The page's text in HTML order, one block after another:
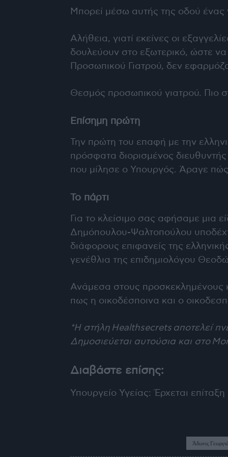
Μπορεί μέσω αυτής της οδού
Αλήθεια, γιατί εκείνες οι
δουλεύουν στο εξωτερικό, ώστε
Προσωπικού Γιατρού, δεν
Θεσμός προσωπικού γιατρού. Πιο
Επίσημη πρώτη
Την πρώτη του επαφή με την
πρόσφατα διορισμένος
που μίλησε ο Υπουργός. Άραγε
Το πάρτι
Για το κλείσιμο σας αφήσαμε μια
Δημόπουλου-Ψαλτοπούλου
διάφορους επιφανείς της
γενέθλια της επιδημιολόγου
Ανάμεσα στους προσκεκλημένους
πως η οικοδέσποινα και ο
*Η στήλη Healthsecrets αποτελεί
Δημοσιεύεται αυτούσια και στο
Διαβάστε επίσης:
Υπουργείο Υγείας: Έρχεται
Άδωνις